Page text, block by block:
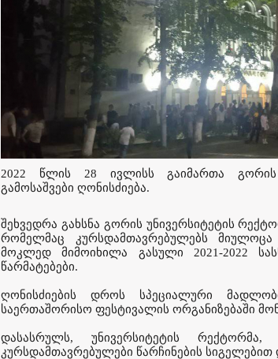
2022 წლის 28 ივლისს გაიმართა გორის
გამოსაშვები ღონისძიება.
შეხვედრა გახსნა გორის უნივერსიტეტის
რომელმაც კურსდამთავრებულებს
მოკლედ მიმოიხილა გასული 2021-2022
წარმატებები.
ღონისძიების დროს სპეციალური
საერთაშორისო ფესტივალის ორგანიზებაში
დასასრულს, უნივერსიტეტის
კურსდამთავრებულები წარჩინების